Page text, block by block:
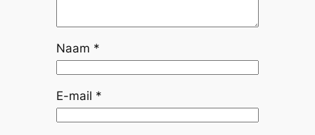
Naam *
E-mail *